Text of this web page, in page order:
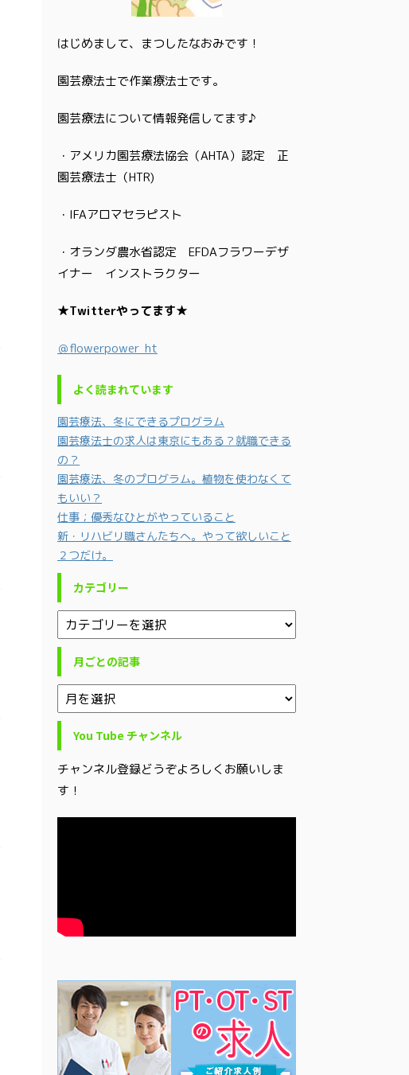
はじめまして、まつしたなおみです！
園芸療法士で作業療法士です。
園芸療法について情報発信してます♪
・アメリカ園芸療法協会（AHTA）認定 正
園芸療法士（HTR)
・IFAアロマセラピスト
・オランダ農水省認定 EFDAフラワーデザ
イナー インストラクター
★Twitterやってます★
＠flowerpower_ht
よく読まれています
園芸療法、冬にできるプログラム
園芸療法士の求人は東京にもある？就職できる
の？
園芸療法、冬のプログラム。植物を使わなくて
もいい？
仕事；優秀なひとがやっていること
新・リハビリ職さんたちへ。やって欲しいこと
２つだけ。
カテゴリー
月ごとの記事
You Tube チャンネル
チャンネル登録どうぞよろしくお願いしま
す！